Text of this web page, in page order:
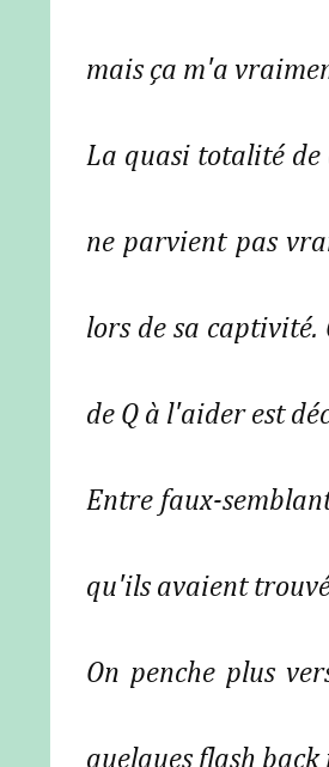
mais ça m'a
La quasi totalité de
ne parvient pas
lors de sa
de Q à l'aider est
Entre faux-
qu'ils avaient
On penche plus
quelques flash back